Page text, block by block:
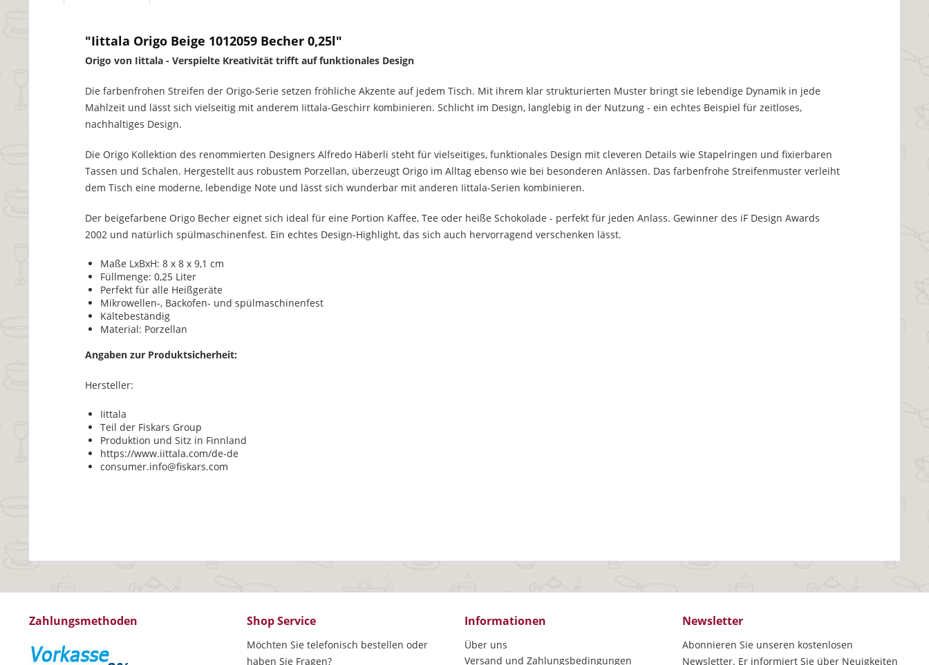
"Iittala Origo Beige 1012059 Becher 0,25l"
Origo von Iittala - Verspielte Kreativität trifft auf funktionales Design
Die farbenfrohen Streifen der Origo-Serie setzen fröhliche Akzente auf jedem Tisch. Mit ihrem klar strukturierten Muster bringt sie lebendige Dynamik in jede
Mahlzeit und lässt sich vielseitig mit anderem Iittala-Geschirr kombinieren. Schlicht im Design, langlebig in der Nutzung - ein echtes Beispiel für zeitloses,
nachhaltiges Design.
Die Origo Kollektion des renommierten Designers Alfredo Häberli steht für vielseitiges, funktionales Design mit cleveren Details wie Stapelringen und fixierbaren
Tassen und Schalen. Hergestellt aus robustem Porzellan, überzeugt Origo im Alltag ebenso wie bei besonderen Anlässen. Das farbenfrohe Streifenmuster verleiht
dem Tisch eine moderne, lebendige Note und lässt sich wunderbar mit anderen Iittala-Serien kombinieren.
Der beigefarbene Origo Becher eignet sich ideal für eine Portion Kaffee, Tee oder heiße Schokolade - perfekt für jeden Anlass. Gewinner des iF Design Awards
2002 und natürlich spülmaschinenfest. Ein echtes Design-Highlight, das sich auch hervorragend verschenken lässt.
Maße LxBxH: 8 x 8 x 9,1 cm
Füllmenge: 0,25 Liter
Perfekt für alle Heißgeräte
Mikrowellen-, Backofen- und spülmaschinenfest
Kältebeständig
Material: Porzellan
Angaben zur Produktsicherheit:
Hersteller:
Iittala
Teil der Fiskars Group
Produktion und Sitz in Finnland
https://www.iittala.com/de-de
consumer.info@fiskars.com
Zahlungsmethoden Shop Service
Möchten Sie telefonisch bestellen oder
haben Sie Fragen?
Informationen
Über uns
Versand und Zahlungsbedingungen
Newsletter
Abonnieren Sie unseren kostenlosen
Newsletter. Er informiert Sie über Neuigkeiten